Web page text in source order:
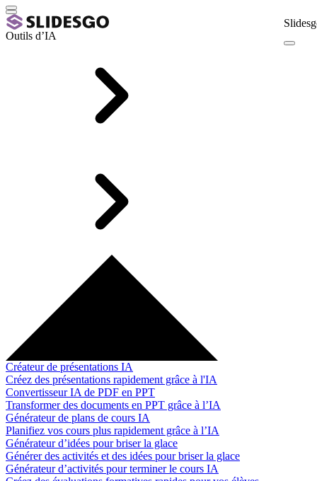
Outils d’IA
Créateur de présentations IA
Créez des présentations rapidement grâce à l'IA
Convertisseur IA de PDF en PPT
Transformer des documents en PPT grâce à l’IA
Générateur de plans de cours IA
Planifiez vos cours plus rapidement grâce à l’IA
Générateur d’idées pour briser la glace
Générer des activités et des idées pour briser la glace
Générateur d’activités pour terminer le cours IA